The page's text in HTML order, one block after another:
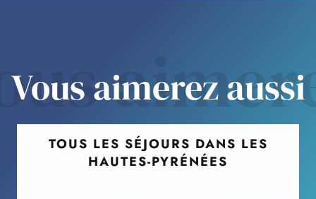
Vous aimerez aussi
TOUS LES SÉJOURS DANS LES
HAUTES-PYRÉNÉES